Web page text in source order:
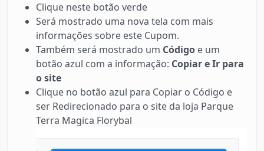
Clique neste botão verde
Será mostrado uma nova tela com mais
informações sobre este Cupom.
Também será mostrado um Código e um
botão azul com a informação: Copiar e Ir para
o site
Clique no botão azul para Copiar o Código e
ser Redirecionado para o site da loja Parque
Terra Magica Florybal